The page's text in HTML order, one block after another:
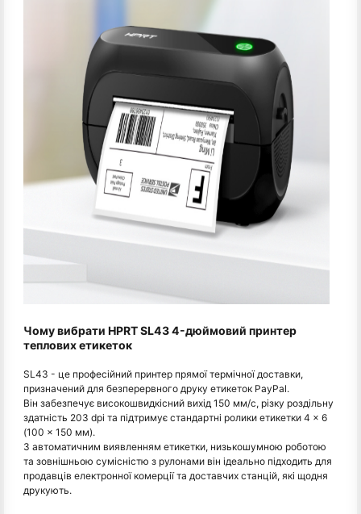
Чому вибрати HPRT SL43 4-дюймовий принтер
теплових етикеток
SL43 - це професійний принтер прямої термічної доставки,
призначений для безперервного друку етикеток PayPal.
Він забезпечує високошвидкісний вихід 150 мм/с, різку роздільну
здатність 203 dpi та підтримує стандартні ролики етикетки 4 × 6
(100 × 150 мм).
З автоматичним виявленням етикетки, низькошумною роботою
та зовнішньою сумісністю з рулонами він ідеально підходить для
продавців електронної комерції та доставчих станцій, які щодня
друкують.